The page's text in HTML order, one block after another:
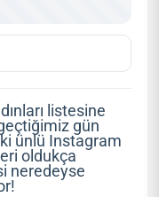
listesine
gün
ünlü Instagram
oldukça
neredeyse